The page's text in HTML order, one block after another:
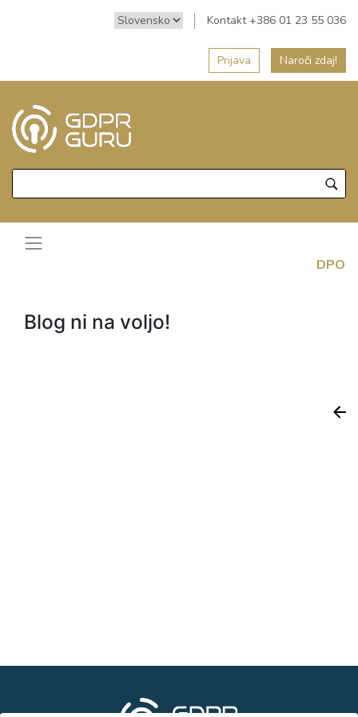
Kontakt +386 01 23 55 036
Prijava Naroči zdaj!
DPO
Blog ni na voljo!